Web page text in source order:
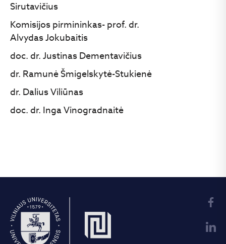
Sirutavičius
Komisijos pirmininkas- prof. dr.
Alvydas Jokubaitis
doc. dr. Justinas Dementavičius
dr. Ramunė Šmigelskytė-Stukienė
dr. Dalius Viliūnas
doc. dr. Inga Vinogradnaitė